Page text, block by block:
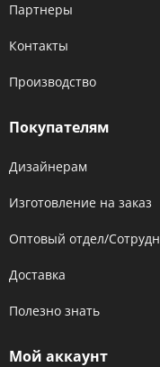
Партнеры
Контакты
Производство
Покупателям
Дизайнерам
Изготовление на заказ
Оптовый отдел/
Доставка
Полезно знать
Мой аккаунт